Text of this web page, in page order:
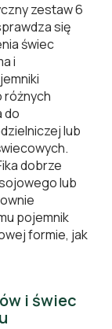
zestaw 6
się
świec
i
różnych
do
lub
dobrze
lub
pojemnik
formie, jak
i świec